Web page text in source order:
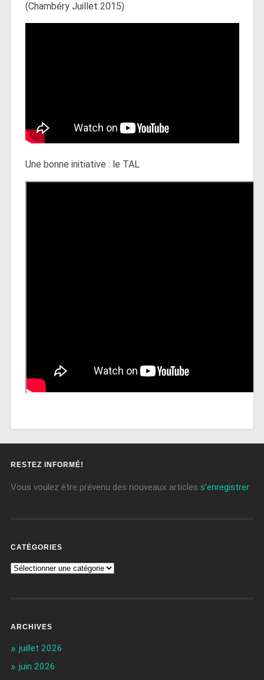
(Chambéry Juillet 2015)
Une bonne initiative : le TAL
RESTEZ INFORMÉ!
Vous voulez être prévenu des nouveaux articles s'enregistrer
CATÉGORIES
ARCHIVES
juillet 2026
juin 2026